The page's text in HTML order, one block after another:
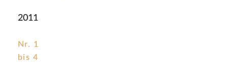
2011
Nr. 1
bis 4